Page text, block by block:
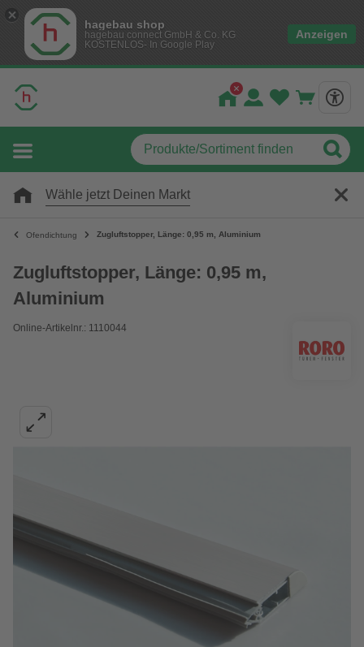
hagebau shop
hagebau connect GmbH & Co. KG
KOSTENLOS- In Google Play
Anzeigen
Wähle jetzt Deinen Markt
Ofendichtung Zugluftstopper, Länge: 0,95 m, Aluminium
Zugluftstopper, Länge: 0,95 m,
Aluminium
Online-Artikelnr.: 1110044